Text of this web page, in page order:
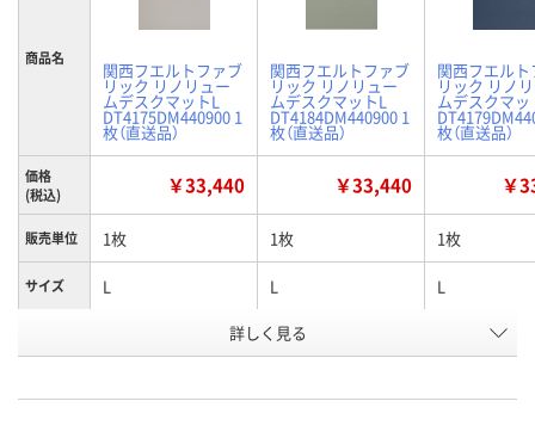
商品名
関西フエルトファブ
リック リノリュー
ムデスクマットL
DT4175DM440900 1
枚（直送品）
関西フエルトファブ
リック リノリュー
ムデスクマットL
DT4184DM440900 1
枚（直送品）
関西フエル
リック リノ
ムデスクマッ
枚（直送品）
価格
(税込)
￥33,440 ￥33,440 ￥
販売単位 1枚 1枚 1枚
サイズ L L L
ダークグリーン系 ネイビー系
AH21152 AH21159 AH21153
詳しく見る